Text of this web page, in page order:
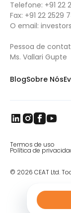
Telefone: +91 22
Fax: +91 22 2529
O email:
Pessoa de
Ms. Vallari Gupte
BlogSobre Nós
© 2026 CEAT Ltd.
Termos de uso
Política de